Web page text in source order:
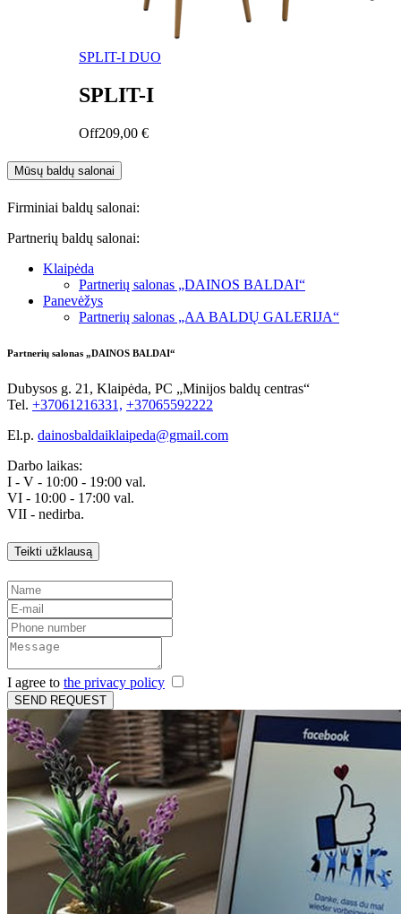
SPLIT-I DUO
SPLIT-I
Off209,00 €
Mūsų baldų salonai
Firminiai baldų salonai:
Partnerių baldų salonai:
Klaipėda
Partnerių salonas „DAINOS BALDAI“
Panevėžys
Partnerių salonas „AA BALDŲ GALERIJA“
Partnerių salonas „DAINOS BALDAI“
Dubysos g. 21, Klaipėda, PC „Minijos baldų centras“
Tel. +37061216331, +37065592222
El.p. dainosbaldaiklaipeda@gmail.com
Darbo laikas:
I - V - 10:00 - 19:00 val.
VI - 10:00 - 17:00 val.
VII - nedirba.
Teikti užklausą
I agree to the privacy policy
SEND REQUEST